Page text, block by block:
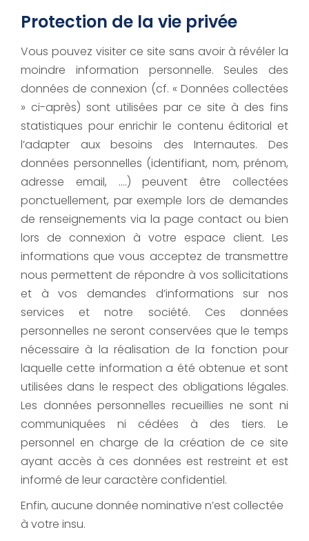
Protection de la vie privée
Vous pouvez visiter ce site sans avoir à révéler la
moindre information personnelle. Seules des
données de connexion (cf. « Données collectées
» ci-après) sont utilisées par ce site à des fins
statistiques pour enrichir le contenu éditorial et
l’adapter aux besoins des Internautes. Des
données personnelles (identifiant, nom, prénom,
adresse email, ….) peuvent être collectées
ponctuellement, par exemple lors de demandes
de renseignements via la page contact ou bien
lors de connexion à votre espace client. Les
informations que vous acceptez de transmettre
nous permettent de répondre à vos sollicitations
et à vos demandes d’informations sur nos
services et notre société. Ces données
personnelles ne seront conservées que le temps
nécessaire à la réalisation de la fonction pour
laquelle cette information a été obtenue et sont
utilisées dans le respect des obligations légales.
Les données personnelles recueillies ne sont ni
communiquées ni cédées à des tiers. Le
personnel en charge de la création de ce site
ayant accès à ces données est restreint et est
informé de leur caractère confidentiel.
Enfin, aucune donnée nominative n’est collectée
à votre insu.